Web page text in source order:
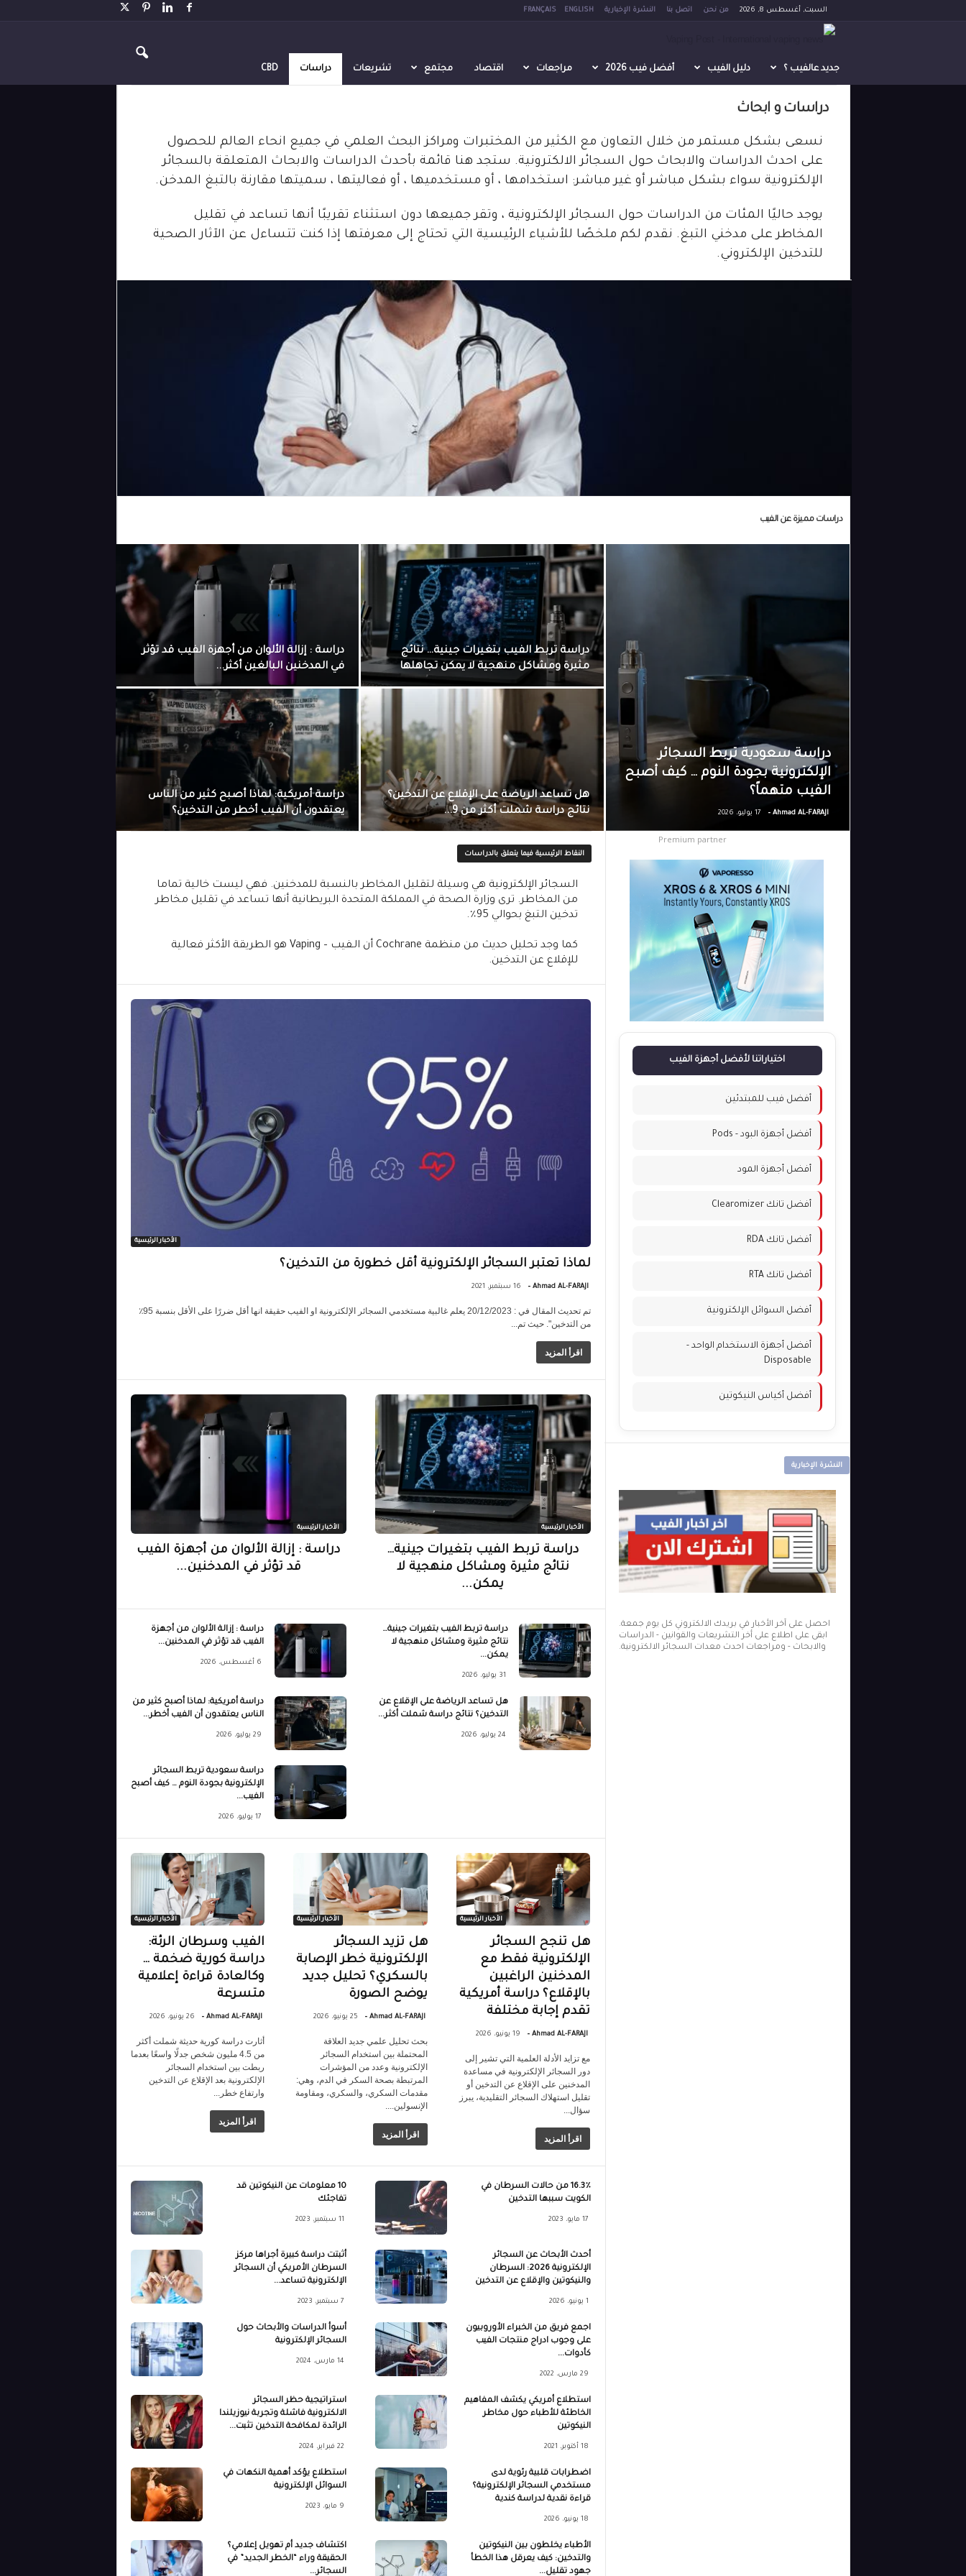
السبت, أغسطس 8, 2026 من نحن اتصل بنا النشرة الإخبارية ENGLISH
FRANÇAIS
a
n
P
CBD دراسات تشريعات مجتمع اقتصاد مراجعات أفضل فيب 2026 دليل الفيب جديد عالفيب ؟
دراسات و ابحاث
نسعى بشكل مستمر من خلال التعاون مع الكثير من المختبرات ومراكز البحث العلمي في جميع انحاء العالم للحصول
على احدث الدراسات والابحاث حول السجائر الالكترونية. ستجد هنا قائمة بأحدث الدراسات والابحاث المتعلقة بالسجائر
الإلكترونية سواء بشكل مباشر أو غير مباشر: استخدامها ، أو مستخدميها ، أو فعاليتها ، سميتها مقارنة بالتبغ المدخن.
يوجد حاليًا المئات من الدراسات حول السجائر الإلكترونية ، وتقر جميعها دون استثناء تقريبًا أنها تساعد في تقليل
المخاطر على مدخني التبغ. نقدم لكم ملخصًا للأشياء الرئيسية التي تحتاج إلى معرفتها إذا كنت تتساءل عن الآثار الصحية
للتدخين الإلكتروني.
دراسات مميزة عن الفيب
دراسة : إزالة الألوان من أجهزة الفيب قد تؤثر
في المدخنين البالغين أكثر...
دراسة تربط الفيب بتغيرات جينية… نتائج
مثيرة ومشاكل منهجية لا يمكن تجاهلها
دراسة أمريكية: لماذا أصبح كثير من الناس
يعتقدون أن الفيب أخطر من التدخين؟
هل تساعد الرياضة على الإقلاع عن التدخين؟
نتائج دراسة شملت أكثر من 9...
دراسة سعودية تربط السجائر
الإلكترونية بجودة النوم … كيف أصبح
الفيب متهماً؟
Ahmad AL-FARAJI
- 17 يوليو، 2026
النقاط الرئيسية فيما يتعلق بالدراسات
السجائر الإلكترونية هي وسيلة لتقليل المخاطر بالنسبة للمدخنين. فهي ليست خالية تماما
من المخاطر. ترى وزارة الصحة في المملكة المتحدة البريطانية أنها تساعد في تقليل مخاطر
تدخين التبغ بحوالي 95٪.
كما وجد تحليل حديث من منظمة Cochrane أن الـفيب – Vaping هو الطريقة الأكثر فعالية
للإقلاع عن التدخين.
الأخبار الرئيسية
لماذا تعتبر السجائر الإلكترونية أقل خطورة من التدخين؟
Ahmad AL-FARAJI
- 16 سبتمبر، 2021
تم تحديث المقال في : 20/12/2023 يعلم غالبية مستخدمي السجائر الإلكترونية او الفيب حقيقة انها أقل ضررًا على الأقل بنسبة 95٪
من التدخين". حيث تم...
اقرأ المزيد
الأخبار الرئيسية
دراسة : إزالة الألوان من أجهزة الفيب
قد تؤثر في المدخنين...
الأخبار الرئيسية
دراسة تربط الفيب بتغيرات جينية…
نتائج مثيرة ومشاكل منهجية لا
يمكن...
دراسة : إزالة الألوان من أجهزة
الفيب قد تؤثر في المدخنين...
6 أغسطس، 2026
دراسة تربط الفيب بتغيرات جينية…
نتائج مثيرة ومشاكل منهجية لا
يمكن...
31 يوليو، 2026
دراسة أمريكية: لماذا أصبح كثير من
الناس يعتقدون أن الفيب أخطر...
29 يوليو، 2026
هل تساعد الرياضة على الإقلاع عن
التدخين؟ نتائج دراسة شملت أكثر...
24 يوليو، 2026
دراسة سعودية تربط السجائر
الإلكترونية بجودة النوم … كيف أصبح
الفيب...
17 يوليو، 2026
الأخبار الرئيسية
الفيب وسرطان الرئة:
دراسة كورية ضخمة …
وكالعادة قراءة إعلامية
متسرعة
Ahmad AL-FARAJI
- 26 يونيو، 2026
أثارت دراسة كورية حديثة شملت أكثر
من 4.5 مليون شخص جدلًا واسعًا بعدما
ربطت بين استخدام السجائر
الإلكترونية بعد الإقلاع عن التدخين
وارتفاع خطر...
اقرأ المزيد
الأخبار الرئيسية
هل تزيد السجائر
الإلكترونية خطر الإصابة
بالسكري؟ تحليل جديد
يوضح الصورة
Ahmad AL-FARAJI
- 25 يونيو، 2026
بحث تحليل علمي جديد العلاقة
المحتملة بين استخدام السجائر
الإلكترونية وعدد من المؤشرات
المرتبطة بصحة السكر في الدم، وهي:
مقدمات السكري، والسكري، ومقاومة
الإنسولين....
اقرأ المزيد
الأخبار الرئيسية
هل تنجح السجائر
الإلكترونية فقط مع
المدخنين الراغبين
بالإقلاع؟ دراسة أمريكية
تقدم إجابة مختلفة
Ahmad AL-FARAJI
- 19 يونيو، 2026
مع تزايد الأدلة العلمية التي تشير إلى
دور السجائر الإلكترونية في مساعدة
المدخنين على الإقلاع عن التدخين أو
تقليل استهلاك السجائر التقليدية، يبرز
سؤال...
اقرأ المزيد
10 معلومات عن النيكوتين قد
تفاجئك
11 سبتمبر، 2023
16.3٪ من حالات السرطان في
الكويت سببها التدخين
17 مايو، 2023
أثبتت دراسة كبيرة أجراها مركز
السرطان الأمريكي أن السجائر
الإلكترونية تساعد...
7 سبتمبر، 2023
أحدث الأبحاث عن السجائر
الإلكترونية 2026: السرطان
والنيكوتين والإقلاع عن التدخين
1 يونيو، 2026
أسوأ الدراسات والأبحاث حول
السجائر الإلكترونية
14 مارس، 2024
اجمع فريق من الخبراء الأوروبيون
على وجوب ادراج منتجات الفيب
كأدوات...
29 مارس، 2022
استراتيجية حظر السجائر
الالكترونية فاشلة وتجربة نيوزيلندا
الرائدة لمكافحة التدخين تثبت...
22 فبراير، 2024
استطلاع أمريكي يكشف المفاهيم
الخاطئة للأطباء حول مخاطر
النيكوتين
18 أكتوبر، 2021
استطلاع يؤكد أهمية النكهات في
السوائل الإلكترونية
9 مايو، 2023
اضطرابات قلبية رئوية لدى
مستخدمي السجائر الإلكترونية؟
قراءة نقدية لدراسة كندية
18 يونيو، 2026
اكتشاف جديد أم تهويل إعلامي؟
الحقيقة وراء “الخطر الجديد” في
السجائر...
الأطباء يخلطون بين النيكوتين
والتدخين: كيف يعرقل هذا الخطأ
جهود تقليل...
Premium partner
اختياراتنا لأفضل أجهزة الفيب
أفضل فيب للمبتدئين
أفضل أجهزة البود - Pods
أفضل أجهزة المود
أفضل تانك Clearomizer
أفضل تانك RDA
أفضل تانك RTA
أفضل السوائل الإلكترونية
أفضل أجهزة الاستخدام الواحد -
Disposable
أفضل أكياس النيكوتين
النشرة الإخبارية
احصل على آخر الأخبار في بريدك الالكتروني كل يوم جمعة.
ابقى على اطلاع على أخر التشريعات والقوانين - الدراسات
والابحاث - ومراجعات احدث معدات السجائر الالكترونية.